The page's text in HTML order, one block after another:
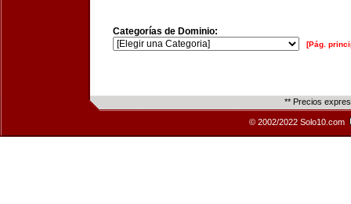
Categorías de Dominio:
[Pág.
** Precios
© 2002/2022 Solo10.com